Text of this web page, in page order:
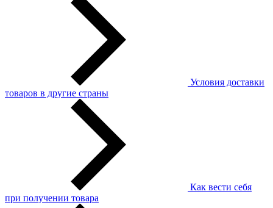
Условия доставки
товаров в другие страны
Как вести себя
при получении товара